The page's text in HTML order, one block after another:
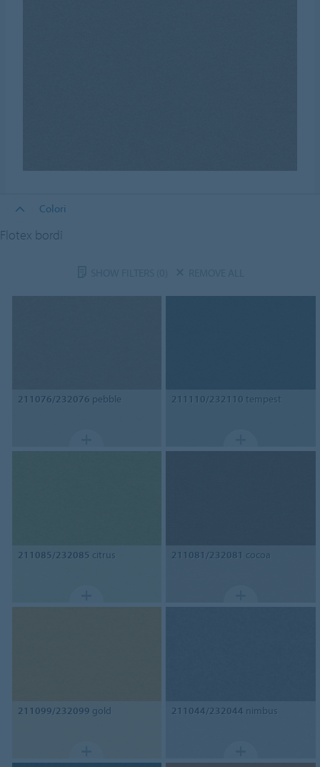
Colori
Flotex bordi
211076/232076 pebble 211110/232110 tempest
211085/232085 citrus 211081/232081 cocoa
211099/232099 gold 211044/232044 nimbus